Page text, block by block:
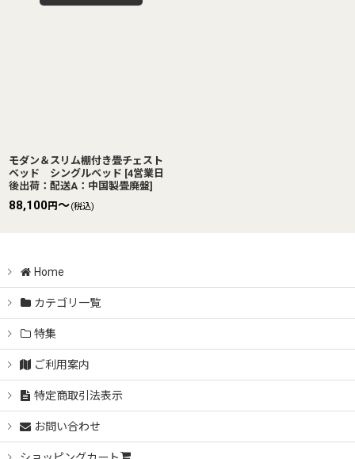
モダン＆スリム棚付き畳チェスト
ベッド シングルベッド [4営業日
後出荷：配送A：中国製畳廃盤]
88,100円～(税込)
Home
カテゴリ一覧
特集
ご利用案内
特定商取引法表示
お問い合わせ